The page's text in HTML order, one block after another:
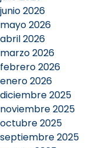
junio 2026
mayo 2026
abril 2026
marzo 2026
febrero 2026
enero 2026
diciembre 2025
noviembre 2025
octubre 2025
septiembre 2025